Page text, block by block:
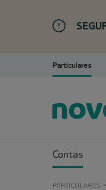
Particulares
Contas
PARTICULARES